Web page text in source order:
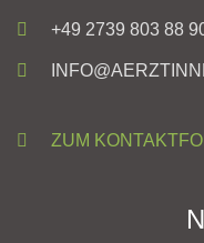
+49 2739 803 88
ZUM